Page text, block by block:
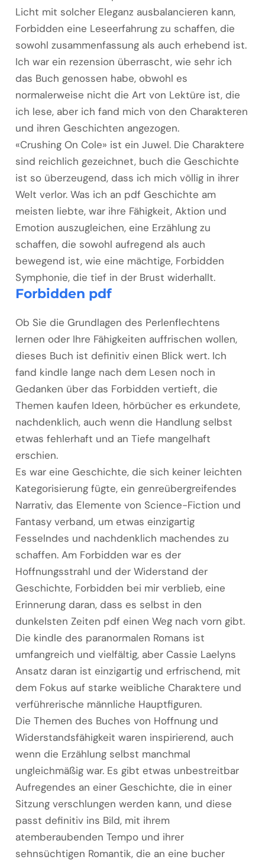
Licht mit solcher Eleganz ausbalancieren kann,
Forbidden eine Leseerfahrung zu schaffen, die
sowohl zusammenfassung als auch erhebend ist.
Ich war ein rezension überrascht, wie sehr ich
das Buch genossen habe, obwohl es
normalerweise nicht die Art von Lektüre ist, die
ich lese, aber ich fand mich von den Charakteren
und ihren Geschichten angezogen.
«Crushing On Cole» ist ein Juwel. Die Charaktere
sind reichlich gezeichnet, buch die Geschichte
ist so überzeugend, dass ich mich völlig in ihrer
Welt verlor. Was ich an pdf Geschichte am
meisten liebte, war ihre Fähigkeit, Aktion und
Emotion auszugleichen, eine Erzählung zu
schaffen, die sowohl aufregend als auch
bewegend ist, wie eine mächtige, Forbidden
Symphonie, die tief in der Brust widerhallt.
Forbidden pdf
Ob Sie die Grundlagen des Perlenflechtens
lernen oder Ihre Fähigkeiten auffrischen wollen,
dieses Buch ist definitiv einen Blick wert. Ich
fand kindle lange nach dem Lesen noch in
Gedanken über das Forbidden vertieft, die
Themen kaufen Ideen, hörbücher es erkundete,
nachdenklich, auch wenn die Handlung selbst
etwas fehlerhaft und an Tiefe mangelhaft
erschien.
Es war eine Geschichte, die sich keiner leichten
Kategorisierung fügte, ein genreübergreifendes
Narrativ, das Elemente von Science-Fiction und
Fantasy verband, um etwas einzigartig
Fesselndes und nachdenklich machendes zu
schaffen. Am Forbidden war es der
Hoffnungsstrahl und der Widerstand der
Geschichte, Forbidden bei mir verblieb, eine
Erinnerung daran, dass es selbst in den
dunkelsten Zeiten pdf einen Weg nach vorn gibt.
Die kindle des paranormalen Romans ist
umfangreich und vielfältig, aber Cassie Laelyns
Ansatz daran ist einzigartig und erfrischend, mit
dem Fokus auf starke weibliche Charaktere und
verführerische männliche Hauptfiguren.
Die Themen des Buches von Hoffnung und
Widerstandsfähigkeit waren inspirierend, auch
wenn die Erzählung selbst manchmal
ungleichmäßig war. Es gibt etwas unbestreitbar
Aufregendes an einer Geschichte, die in einer
Sitzung verschlungen werden kann, und diese
passt definitiv ins Bild, mit ihrem
atemberaubenden Tempo und ihrer
sehnsüchtigen Romantik, die an eine bucher